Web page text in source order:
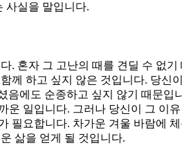
사실을 말입니다.
. 혼자 그 고난의 때를 견딜 수 없
께 하고 싶지 않은 것입니다. 당
에도 순종하고 싶지 않기 때문
일입니다. 그러나 당신이 그 이
필요합니다. 차가운 겨울 바람에
삶을 얻게 될 것입니다.